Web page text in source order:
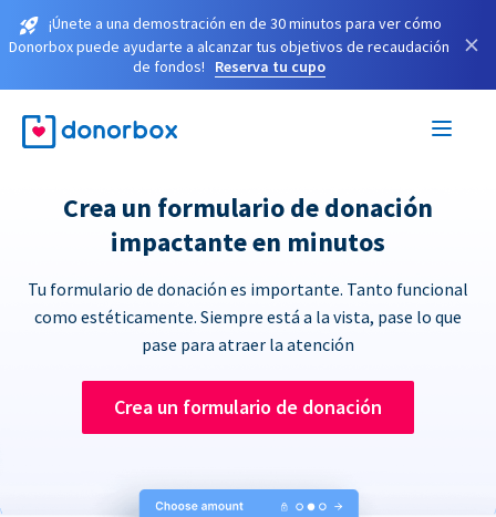
¡Únete a una demostración en de 30 minutos para ver cómo
Donorbox puede ayudarte a alcanzar tus objetivos de recaudación
de fondos!
Reserva tu cupo
×
Crea un formulario de donación
impactante en minutos
Tu formulario de donación es importante. Tanto funcional
como estéticamente. Siempre está a la vista, pase lo que
pase para atraer la atención
Crea un formulario de donación